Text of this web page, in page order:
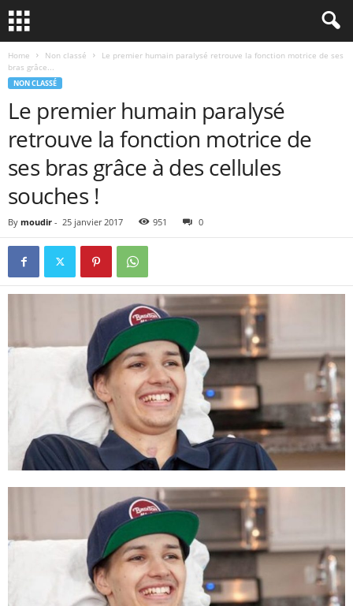
Home Non classé
Le premier humain paralysé retrouve la fonction motrice de ses
bras grâce...
NON CLASSÉ
Le premier humain paralysé
retrouve la fonction motrice de
ses bras grâce à des cellules
souches !
By moudir - 25 janvier 2017 951 0